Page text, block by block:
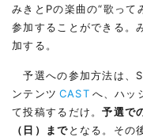
みきとPの楽曲の“歌って
参加することができる。
加する。
予選への参加方法は、
ンテンツ CAST へ、ハッ
て投稿するだけ。予選で
（日）までとなる。その